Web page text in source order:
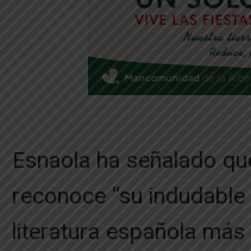
Esnaola ha señalado
reconoce “su
literatura española